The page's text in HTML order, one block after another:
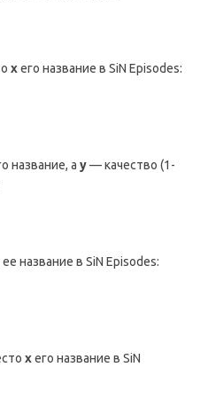
хего название в SiN Episodes:
название, а у— качество (1-
ее название в SiN Episodes:
хего название в SiN